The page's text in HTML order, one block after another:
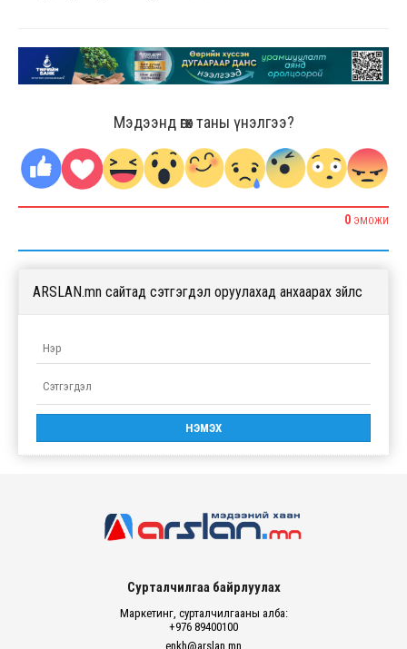
Мэдээнд өгөх таны үнэлгээ?
0 ЭМОЖИ
ARSLAN.mn сайтад сэтгэгдэл оруулахад анхаарах зүйлс
Сурталчилгаа байрлуулах
Маркетинг, сурталчилгааны алба:
+976 89400100
enkh@arslan.mn